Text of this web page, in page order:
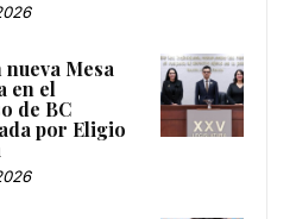
Mesa
en el
de BC
por Eligio